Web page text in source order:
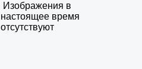
Изображения в
настоящее время
отсутствуют